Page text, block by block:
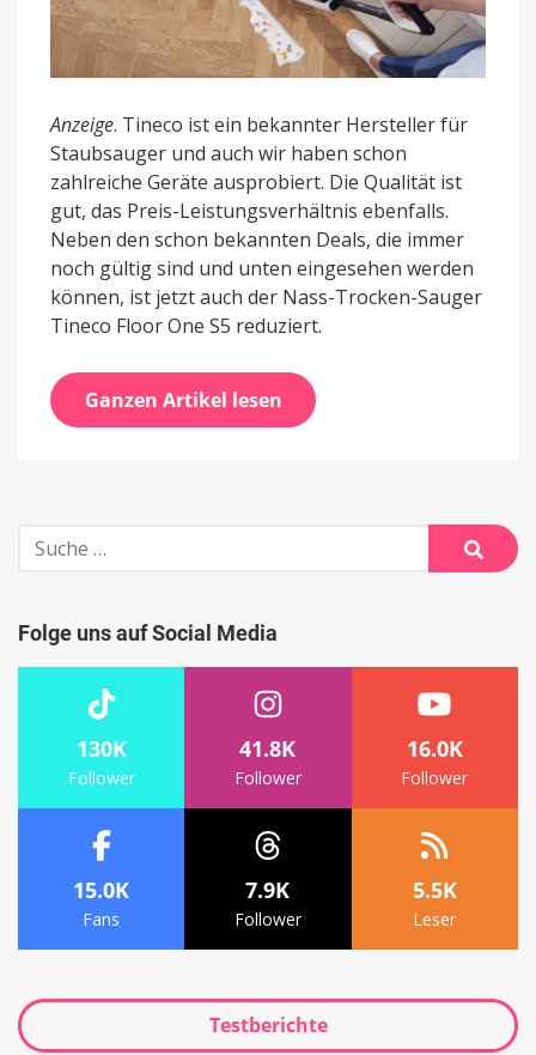
Anzeige. Tineco ist ein bekannter Hersteller für
Staubsauger und auch wir haben schon
zahlreiche Geräte ausprobiert. Die Qualität ist
gut, das Preis-Leistungsverhältnis ebenfalls.
Neben den schon bekannten Deals, die immer
noch gültig sind und unten eingesehen werden
können, ist jetzt auch der Nass-Trocken-Sauger
Tineco Floor One S5 reduziert.
Ganzen Artikel lesen
Suche
nach:
Suche
Folge uns auf Social Media
130K
Follower
41.8K
Follower
16.0K
Follower
15.0K
Fans
7.9K
Follower
5.5K
Leser
Testberichte